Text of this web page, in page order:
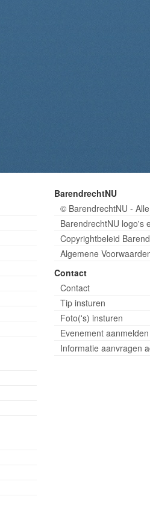
BarendrechtNU
© BarendrechtNU -
BarendrechtNU logo's
Copyrightbeleid
Algemene
Contact
Contact
Tip insturen
Foto('s) insturen
Evenement aanmelden
Informatie aanvragen